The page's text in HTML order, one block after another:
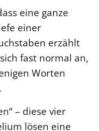
eine ganze
einer
erzählt
fast normal an,
Worten
– diese vier
lösen eine